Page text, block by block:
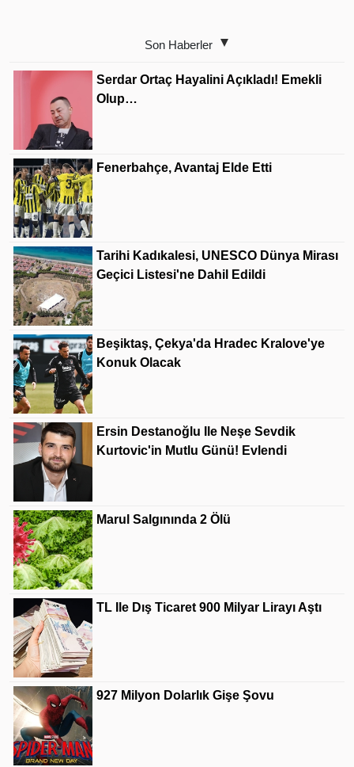
Son Haberler
Serdar Ortaç Hayalini Açıkladı! Emekli
Olup…
Fenerbahçe, Avantaj Elde Etti
Tarihi Kadıkalesi, UNESCO Dünya Mirası
Geçici Listesi'ne Dahil Edildi
Beşiktaş, Çekya'da Hradec Kralove'ye
Konuk Olacak
Ersin Destanoğlu Ile Neşe Sevdik
Kurtovic'in Mutlu Günü! Evlendi
Marul Salgınında 2 Ölü
TL Ile Dış Ticaret 900 Milyar Lirayı Aştı
927 Milyon Dolarlık Gişe Şovu